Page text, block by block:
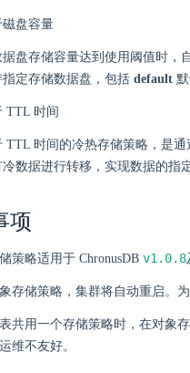
磁盘容量
据盘存储容量达到使用阈值时，
指定存储数据盘，包括 default
TTL 时间
TTL 时间的冷热存储策略，是
冷数据进行转移，实现数据的指
项
策略适用于 ChronusDB v1.0.8
存储策略，集群将自动重启。
共用一个存储策略时，在对象
维不友好。